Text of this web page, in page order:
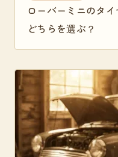
ローバーミニのタ
どちらを選ぶ？